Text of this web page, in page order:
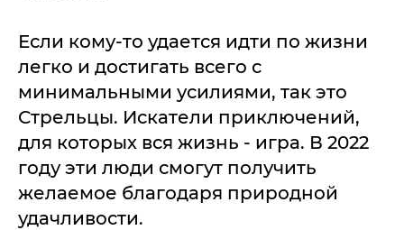
Если кому-то удается идти по жизни
легко и достигать всего с
минимальными усилиями, так это
Стрельцы. Искатели приключений,
для которых вся жизнь - игра. В 2022
году эти люди смогут получить
желаемое благодаря природной
удачливости.